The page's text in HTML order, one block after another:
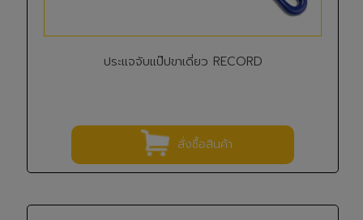
ประแจจับแป๊ปขาเดี่ยว RECORD
สั่งซื้อสินค้า